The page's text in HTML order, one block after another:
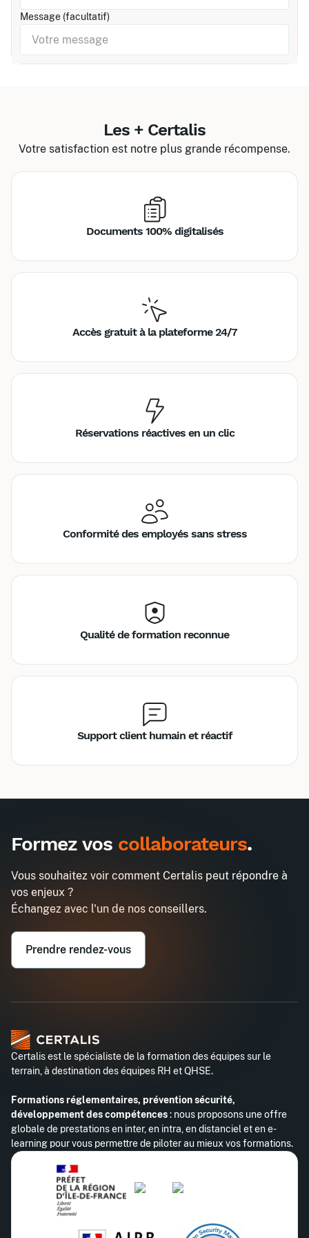
Message (facultatif)
Les + Certalis
Votre satisfaction est notre plus grande récompense.
Documents 100% digitalisés
Accès gratuit à la plateforme 24/7
Réservations réactives en un clic
Conformité des employés sans stress
Qualité de formation reconnue
Support client humain et réactif
Inter
990€ 2580€
Référent Handicap
Email professionnel*
Téléphone professionnel*
Formez vos collaborateurs.
Vous souhaitez voir comment Certalis peut répondre à
vos enjeux ?
Échangez avec l'un de nos conseillers.
Prendre rendez-vous
Certalis est le spécialiste de la formation des équipes sur le
terrain, à destination des équipes RH et QHSE.
Formations réglementaires, prévention sécurité,
développement des compétences: nous proposons une offre
globale de prestations en inter, en intra, en distanciel et en e-
learning pour vous permettre de piloter au mieux vos formations.